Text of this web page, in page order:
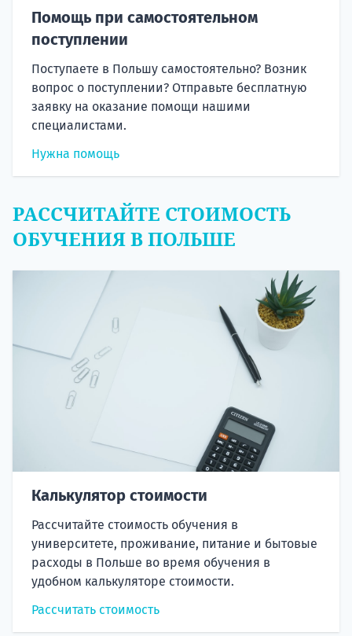
Помощь при самостоятельном
поступлении
Поступаете в Польшу самостоятельно? Возник
вопрос о поступлении? Отправьте бесплатную
заявку на оказание помощи нашими
специалистами.
Нужна помощь
РАССЧИТАЙТЕ СТОИМОСТЬ
ОБУЧЕНИЯ В ПОЛЬШЕ
Калькулятор стоимости
Рассчитайте стоимость обучения в
университете, проживание, питание и бытовые
расходы в Польше во время обучения в
удобном калькуляторе стоимости.
Рассчитать стоимость